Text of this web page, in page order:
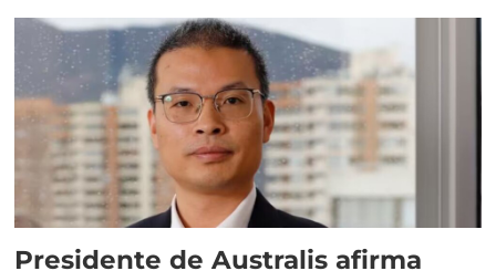
Presidente de Australis afirma